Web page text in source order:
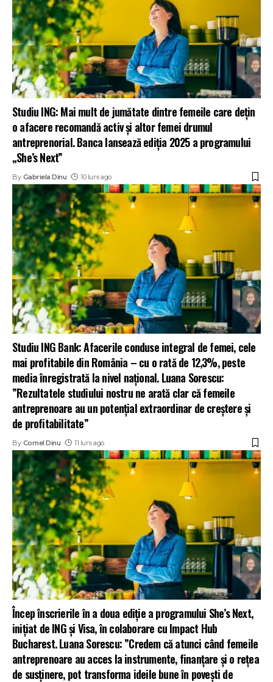
Studiu ING: Mai mult de jumătate dintre femeile care dețin
o afacere recomandă activ și altor femei drumul
antreprenorial. Banca lansează ediția 2025 a programului
„She’s Next”
By Gabriela Dinu 10 luni ago
Studiu ING Bank: Afacerile conduse integral de femei, cele
mai profitabile din România – cu o rată de 12,3%, peste
media înregistrată la nivel național. Luana Sorescu:
”Rezultatele studiului nostru ne arată clar că femeile
antreprenoare au un potențial extraordinar de creștere și
de profitabilitate”
By Cornel Dinu 11 luni ago
Încep înscrierile în a doua ediție a programului She’s Next,
inițiat de ING și Visa, în colaborare cu Impact Hub
Bucharest. Luana Sorescu: ”Credem că atunci când femeile
antreprenoare au acces la instrumente, finanţare şi o reţea
de susținere, pot transforma ideile bune în poveşti de